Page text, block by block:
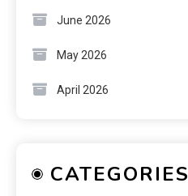
June 2026
May 2026
April 2026
CATEGORIES